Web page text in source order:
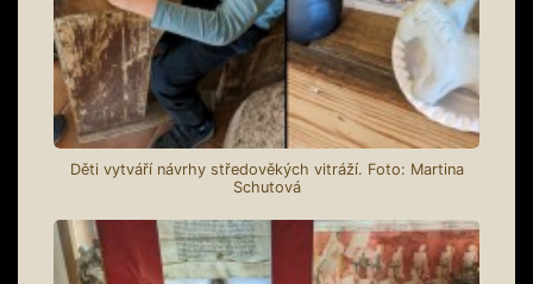
Děti vytváří návrhy středověkých vitráží. Foto: Martina
Schutová